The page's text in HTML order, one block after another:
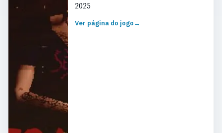
2025
Ver página do jogo→